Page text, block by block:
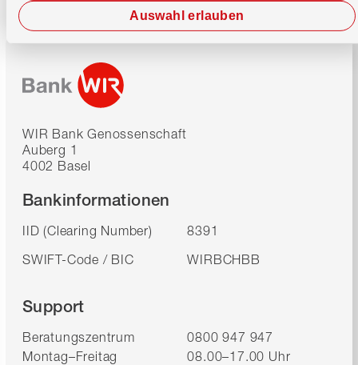
Auswahl erlauben
WIR Bank Genossenschaft
Auberg 1
4002 Basel
Bankinformationen
IID (Clearing Number)
8391
SWIFT-Code / BIC
WIRBCHBB
Support
Beratungszentrum
0800 947 947
Montag–Freitag
08.00–17.00 Uhr